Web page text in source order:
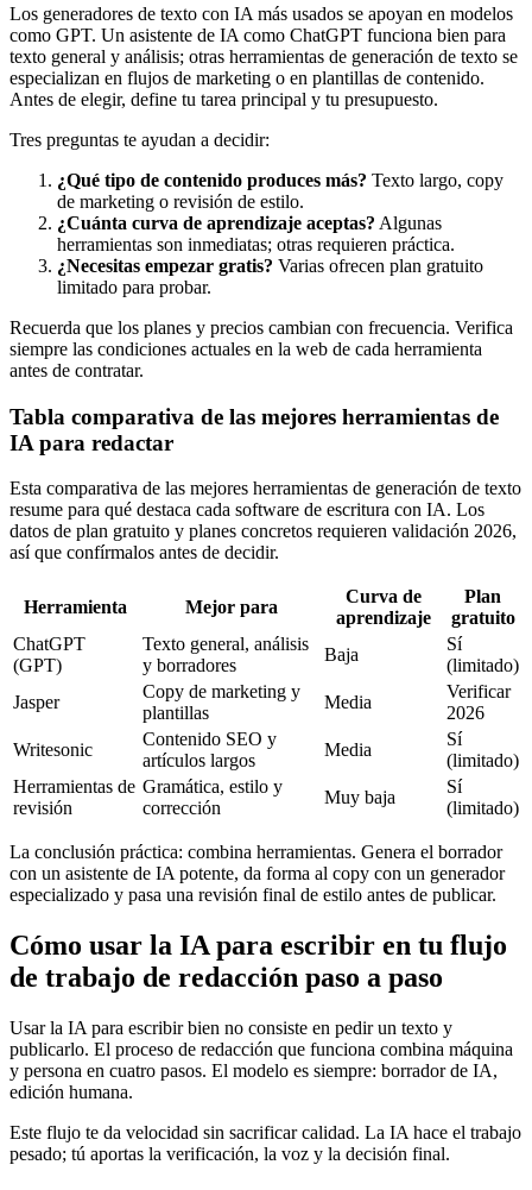
Los generadores de texto con IA más usados se apoyan en modelos
como GPT. Un asistente de IA como ChatGPT funciona bien para
texto general y análisis; otras herramientas de generación de texto se
especializan en flujos de marketing o en plantillas de contenido.
Antes de elegir, define tu tarea principal y tu presupuesto.
Tres preguntas te ayudan a decidir:
¿Qué tipo de contenido produces más? Texto largo, copy
de marketing o revisión de estilo.
¿Cuánta curva de aprendizaje aceptas? Algunas
herramientas son inmediatas; otras requieren práctica.
¿Necesitas empezar gratis? Varias ofrecen plan gratuito
limitado para probar.
Recuerda que los planes y precios cambian con frecuencia. Verifica
siempre las condiciones actuales en la web de cada herramienta
antes de contratar.
Tabla comparativa de las mejores herramientas de
IA para redactar
Esta comparativa de las mejores herramientas de generación de texto
resume para qué destaca cada software de escritura con IA. Los
datos de plan gratuito y planes concretos requieren validación 2026,
así que confírmalos antes de decidir.
Herramienta Mejor para
Curva de
aprendizaje
Plan
gratuito
ChatGPT
(GPT)
Texto general, análisis
y borradores
Baja
Sí
(limitado)
Jasper
Copy de marketing y
plantillas
Media
Verificar
2026
Writesonic
Contenido SEO y
artículos largos
Media
Sí
(limitado)
Herramientas de
revisión
Gramática, estilo y
corrección
Muy baja
Sí
(limitado)
La conclusión práctica: combina herramientas. Genera el borrador
con un asistente de IA potente, da forma al copy con un generador
especializado y pasa una revisión final de estilo antes de publicar.
Cómo usar la IA para escribir en tu flujo
de trabajo de redacción paso a paso
Usar la IA para escribir bien no consiste en pedir un texto y
publicarlo. El proceso de redacción que funciona combina máquina
y persona en cuatro pasos. El modelo es siempre: borrador de IA,
edición humana.
Este flujo te da velocidad sin sacrificar calidad. La IA hace el trabajo
pesado; tú aportas la verificación, la voz y la decisión final.